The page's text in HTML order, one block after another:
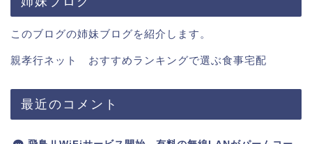
このブログの姉妹ブログを紹介します。
親孝行ネット おすすめランキングで選ぶ食事宅配
最近のコメント